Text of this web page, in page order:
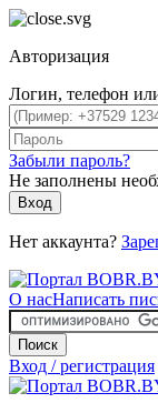
Авторизация
Логин, телефон
Забыли пароль?
Не заполнены
Вход
Нет аккаунта?
О насНаписать
Поиск
Вход / регистрация